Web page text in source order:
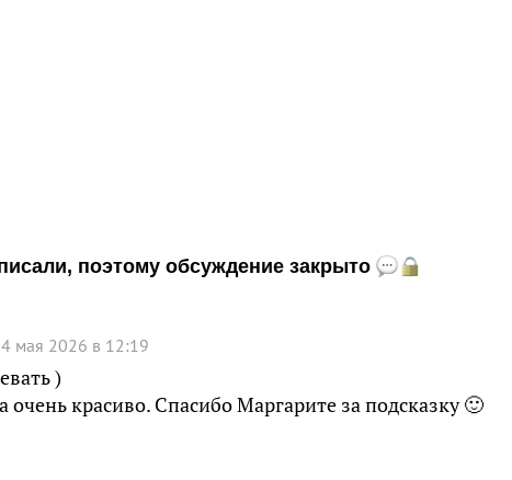
поэтому обсуждение закрыто
мая 2026 в 12:19
)
очень красиво. Спасибо Маргарите за подсказку 🙂